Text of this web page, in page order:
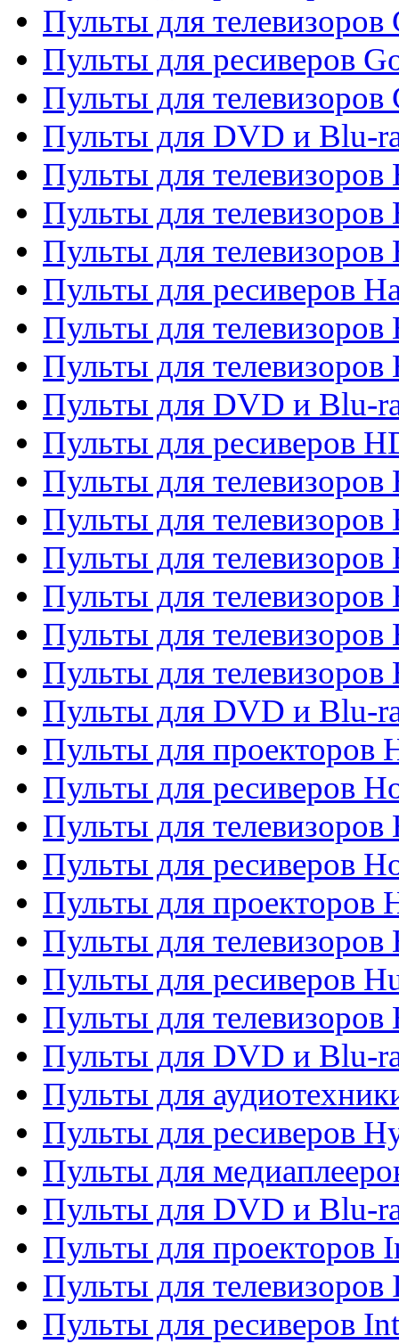
Пульты для телевизоров
Пульты для ресиверов
Пульты для телевизоров
Пульты для DVD и Blu-
Пульты для телевизоров
Пульты для телевизоров
Пульты для
Пульты для ресиверов
Пульты для телевизоров
Пульты для телевизоров
Пульты для DVD и Blu-
Пульты для ресиверов
Пульты для
Пульты для телевизоров
Пульты для телевизоров
Пульты для телевизоров
Пульты для телевизоров
Пульты для телевизоров
Пульты для DVD и Blu-
Пульты для проекторов
Пульты для ресиверов
Пульты для
Пульты для ресиверов
Пульты для проекторов
Пульты для телевизоров
Пульты для ресиверов
Пульты для
Пульты для DVD и Blu-
Пульты для
Пульты для ресиверов
Пульты для
Пульты для DVD и Blu-
Пульты для проекторов
Пульты для
Пульты для ресиверов